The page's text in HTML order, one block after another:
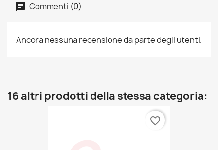
Commenti (0)
Ancora nessuna recensione da parte degli utenti.
16 altri prodotti della stessa categoria:
favorite_border